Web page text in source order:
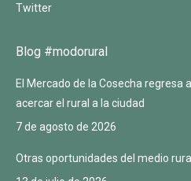
Twitter
Blog #modorural
El Mercado de la Cosecha regresa
acercar el rural a la ciudad
7 de agosto de 2026
Otras oportunidades del medio